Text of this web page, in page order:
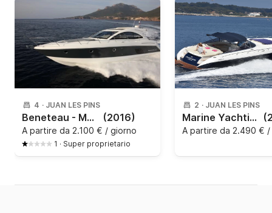
4 · JUAN LES PINS
Beneteau - Monte Carlo 42 (2016)
A partire da 2.100 € / giorno
1 · Super proprietario
2 · JUAN LES PINS
Marine Yachting - Mig 43
A partire da 2.490 € /